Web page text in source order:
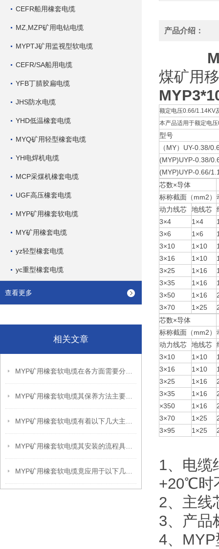
CEFR船用橡套电缆
MZ,MZP矿用电钻电缆
MYPTJ矿用监视型软电缆
CEFR/SA船用电缆
YFB丁腈胶扁电缆
JHS防水电缆
YHD低温橡套电缆
MYQ矿用轻型橡套电缆
YH电焊机电缆
MCP采煤机橡套电缆
UGF高压橡套电缆
MYP矿用橡套软电缆
MY矿用橡套电缆
yz轻型橡套电缆
yc重型橡套电缆
查看更多
相关文章
产品介绍：
煤矿用
额定电压0.66/1.14KV
本产品适用于额定电
型号
（MY）UY-0.38/
(MYP)UYP-0.38/
(MYP)UYP-0.66/
芯数×导体
标称截面（mm2）
动力线芯
地线芯
3×4
1×4
3×6
1×6
3×10
1×10
3×16
1×10
3×25
1×16
3×35
1×16
3×50
1×16
3×70
1×25
芯数×导体
标称截面（mm2）
动力线芯
地线芯
3×10
1×10
3×16
1×10
3×25
1×16
3×35
1×16
×350
1×16
3×70
1×25
3×95
1×25
1、电缆
+20℃时
2、主线
3、产品
4、